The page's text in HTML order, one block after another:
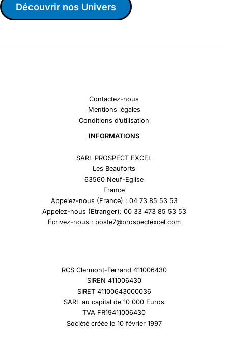
Découvrir nos Univers
Contactez-nous
Mentions légales
Conditions d’utilisation
INFORMATIONS
SARL PROSPECT EXCEL
Les Beauforts
63560 Neuf-Eglise
France
Appelez-nous (France) : 04 73 85 53 53
Appelez-nous (Etranger): 00 33 473 85 53 53
Écrivez-nous : poste7@prospectexcel.com
RCS Clermont-Ferrand 411006430
SIREN 411006430
SIRET 41100643000036
SARL au capital de 10 000 Euros
TVA FR19411006430
Société créée le 10 février 1997